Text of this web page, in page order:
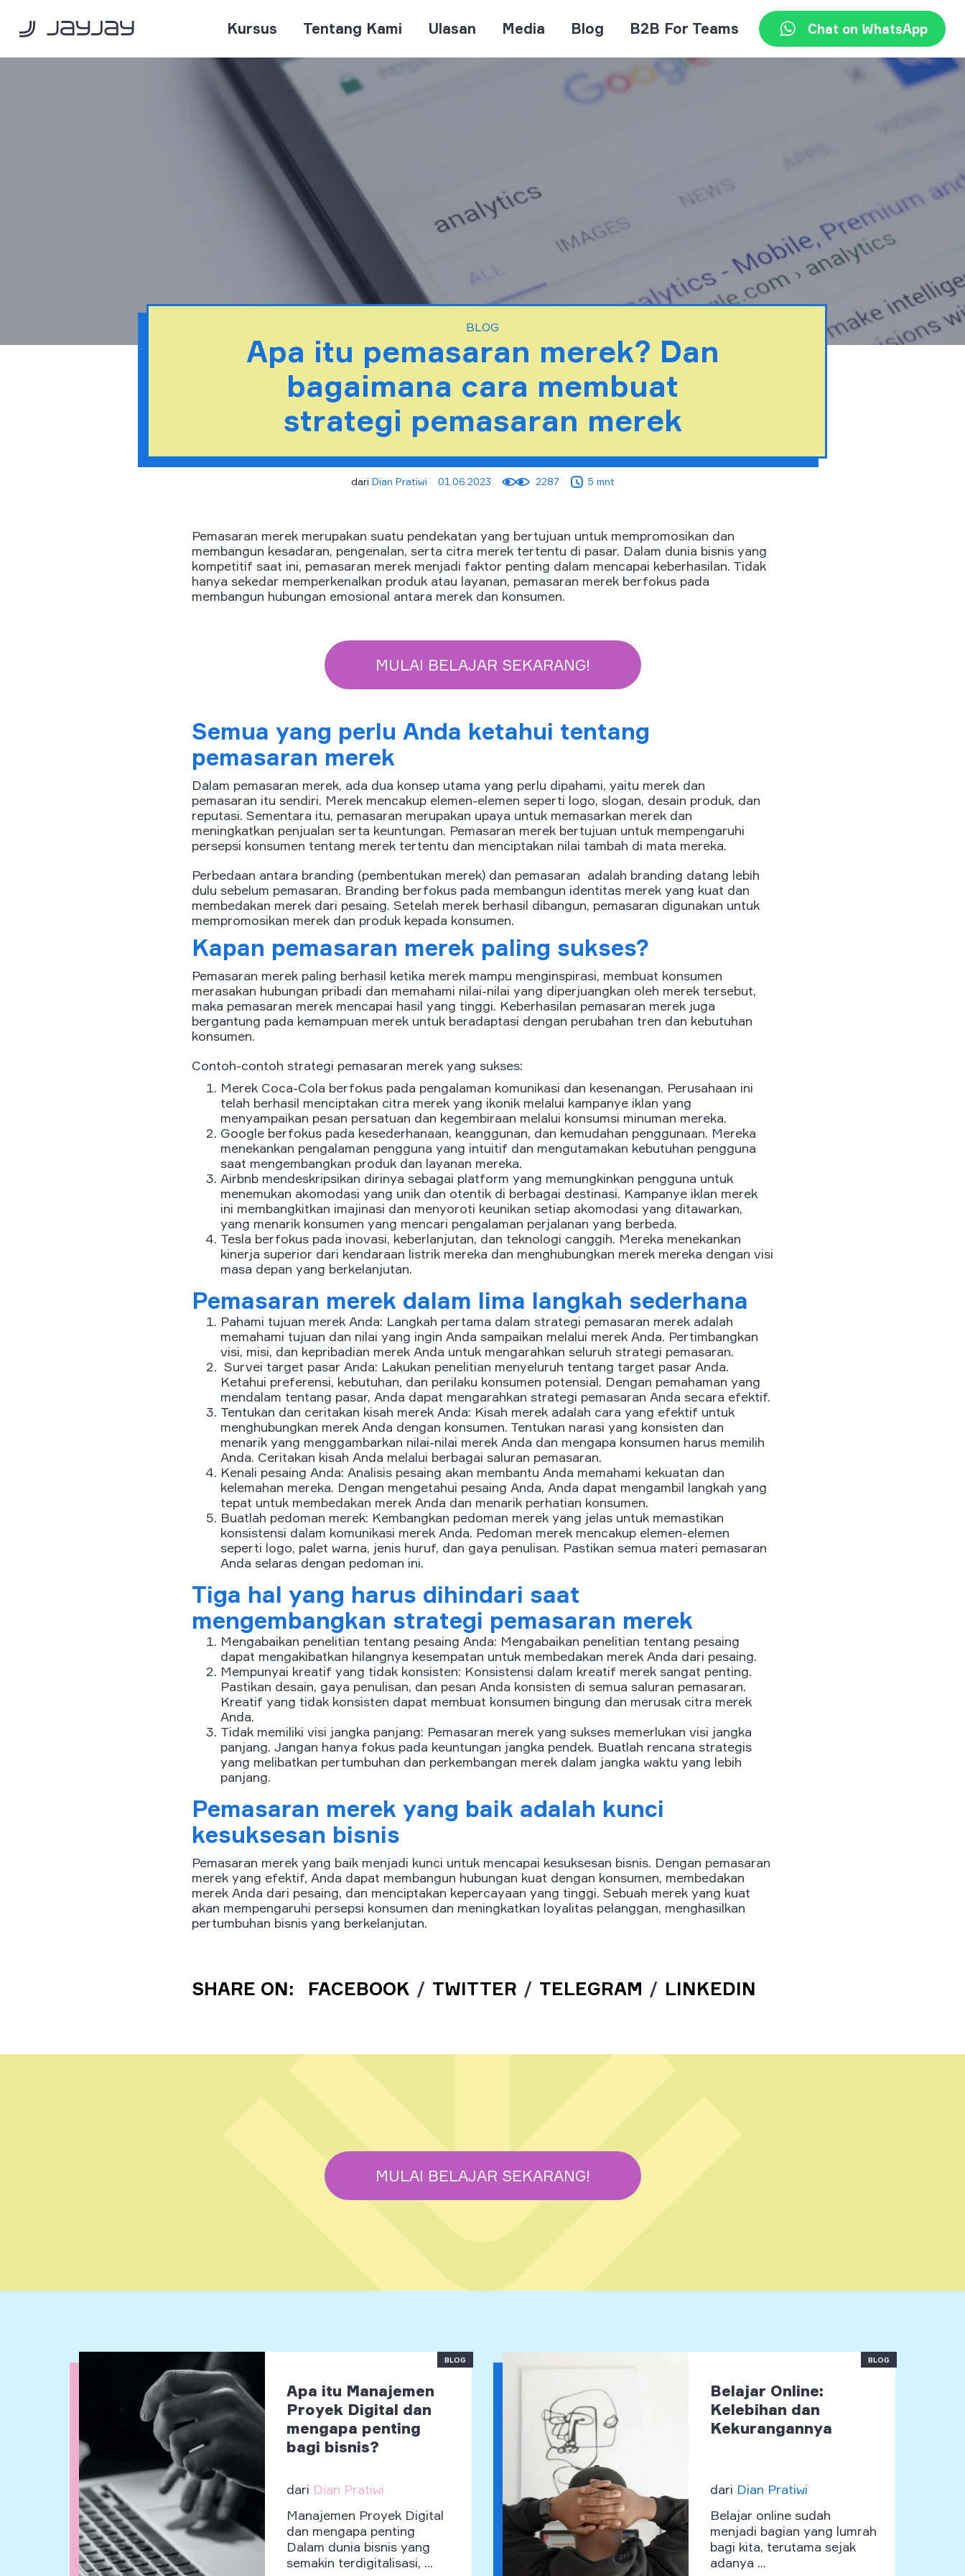
Kursus Tentang Kami Ulasan Media Blog B2B For Teams Chat on WhatsApp
BLOG
Apa itu pemasaran merek? Dan
bagaimana cara membuat
strategi pemasaran merek
dari Dian Pratiwi 01.06.2023 2287 5 mnt
Pemasaran merek merupakan suatu pendekatan yang bertujuan untuk mempromosikan dan
membangun kesadaran, pengenalan, serta citra merek tertentu di pasar. Dalam dunia bisnis yang
kompetitif saat ini, pemasaran merek menjadi faktor penting dalam mencapai keberhasilan. Tidak
hanya sekedar memperkenalkan produk atau layanan, pemasaran merek berfokus pada
membangun hubungan emosional antara merek dan konsumen.
MULAI BELAJAR SEKARANG!
Semua yang perlu Anda ketahui tentang
pemasaran merek
Dalam pemasaran merek, ada dua konsep utama yang perlu dipahami, yaitu merek dan
pemasaran itu sendiri. Merek mencakup elemen-elemen seperti logo, slogan, desain produk, dan
reputasi. Sementara itu, pemasaran merupakan upaya untuk memasarkan merek dan
meningkatkan penjualan serta keuntungan. Pemasaran merek bertujuan untuk mempengaruhi
persepsi konsumen tentang merek tertentu dan menciptakan nilai tambah di mata mereka.
Perbedaan antara branding (pembentukan merek) dan pemasaran adalah branding datang lebih
dulu sebelum pemasaran. Branding berfokus pada membangun identitas merek yang kuat dan
membedakan merek dari pesaing. Setelah merek berhasil dibangun, pemasaran digunakan untuk
mempromosikan merek dan produk kepada konsumen.
Kapan pemasaran merek paling sukses?
Pemasaran merek paling berhasil ketika merek mampu menginspirasi, membuat konsumen
merasakan hubungan pribadi dan memahami nilai-nilai yang diperjuangkan oleh merek tersebut,
maka pemasaran merek mencapai hasil yang tinggi. Keberhasilan pemasaran merek juga
bergantung pada kemampuan merek untuk beradaptasi dengan perubahan tren dan kebutuhan
konsumen.
Contoh-contoh strategi pemasaran merek yang sukses:
Merek Coca-Cola berfokus pada pengalaman komunikasi dan kesenangan. Perusahaan ini
telah berhasil menciptakan citra merek yang ikonik melalui kampanye iklan yang
menyampaikan pesan persatuan dan kegembiraan melalui konsumsi minuman mereka.
Google berfokus pada kesederhanaan, keanggunan, dan kemudahan penggunaan. Mereka
menekankan pengalaman pengguna yang intuitif dan mengutamakan kebutuhan pengguna
saat mengembangkan produk dan layanan mereka.
Airbnb mendeskripsikan dirinya sebagai platform yang memungkinkan pengguna untuk
menemukan akomodasi yang unik dan otentik di berbagai destinasi. Kampanye iklan merek
ini membangkitkan imajinasi dan menyoroti keunikan setiap akomodasi yang ditawarkan,
yang menarik konsumen yang mencari pengalaman perjalanan yang berbeda.
Tesla berfokus pada inovasi, keberlanjutan, dan teknologi canggih. Mereka menekankan
kinerja superior dari kendaraan listrik mereka dan menghubungkan merek mereka dengan visi
masa depan yang berkelanjutan.
Pemasaran merek dalam lima langkah sederhana
Pahami tujuan merek Anda: Langkah pertama dalam strategi pemasaran merek adalah
memahami tujuan dan nilai yang ingin Anda sampaikan melalui merek Anda. Pertimbangkan
visi, misi, dan kepribadian merek Anda untuk mengarahkan seluruh strategi pemasaran.
Survei target pasar Anda: Lakukan penelitian menyeluruh tentang target pasar Anda.
Ketahui preferensi, kebutuhan, dan perilaku konsumen potensial. Dengan pemahaman yang
mendalam tentang pasar, Anda dapat mengarahkan strategi pemasaran Anda secara efektif.
Tentukan dan ceritakan kisah merek Anda: Kisah merek adalah cara yang efektif untuk
menghubungkan merek Anda dengan konsumen. Tentukan narasi yang konsisten dan
menarik yang menggambarkan nilai-nilai merek Anda dan mengapa konsumen harus memilih
Anda. Ceritakan kisah Anda melalui berbagai saluran pemasaran.
Kenali pesaing Anda: Analisis pesaing akan membantu Anda memahami kekuatan dan
kelemahan mereka. Dengan mengetahui pesaing Anda, Anda dapat mengambil langkah yang
tepat untuk membedakan merek Anda dan menarik perhatian konsumen.
Buatlah pedoman merek: Kembangkan pedoman merek yang jelas untuk memastikan
konsistensi dalam komunikasi merek Anda. Pedoman merek mencakup elemen-elemen
seperti logo, palet warna, jenis huruf, dan gaya penulisan. Pastikan semua materi pemasaran
Anda selaras dengan pedoman ini.
Tiga hal yang harus dihindari saat
mengembangkan strategi pemasaran merek
Mengabaikan penelitian tentang pesaing Anda: Mengabaikan penelitian tentang pesaing
dapat mengakibatkan hilangnya kesempatan untuk membedakan merek Anda dari pesaing.
Mempunyai kreatif yang tidak konsisten: Konsistensi dalam kreatif merek sangat penting.
Pastikan desain, gaya penulisan, dan pesan Anda konsisten di semua saluran pemasaran.
Kreatif yang tidak konsisten dapat membuat konsumen bingung dan merusak citra merek
Anda.
Tidak memiliki visi jangka panjang: Pemasaran merek yang sukses memerlukan visi jangka
panjang. Jangan hanya fokus pada keuntungan jangka pendek. Buatlah rencana strategis
yang melibatkan pertumbuhan dan perkembangan merek dalam jangka waktu yang lebih
panjang.
Pemasaran merek yang baik adalah kunci
kesuksesan bisnis
Pemasaran merek yang baik menjadi kunci untuk mencapai kesuksesan bisnis. Dengan pemasaran
merek yang efektif, Anda dapat membangun hubungan kuat dengan konsumen, membedakan
merek Anda dari pesaing, dan menciptakan kepercayaan yang tinggi. Sebuah merek yang kuat
akan mempengaruhi persepsi konsumen dan meningkatkan loyalitas pelanggan, menghasilkan
pertumbuhan bisnis yang berkelanjutan.
SHARE ON: FACEBOOK / TWITTER / TELEGRAM / LINKEDIN
MULAI BELAJAR SEKARANG!
BLOG
Apa itu Manajemen
Proyek Digital dan
mengapa penting
bagi bisnis?
dari Dian Pratiwi
Manajemen Proyek Digital
dan mengapa penting
Dalam dunia bisnis yang
semakin terdigitalisasi, ...
BLOG
Belajar Online:
Kelebihan dan
Kekurangannya
dari Dian Pratiwi
Belajar online sudah
menjadi bagian yang lumrah
bagi kita, terutama sejak
adanya ...